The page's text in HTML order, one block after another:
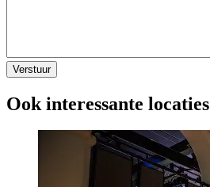
Ook interessante locaties